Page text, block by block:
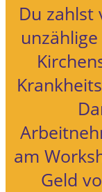
Du zahlst
am
Geld